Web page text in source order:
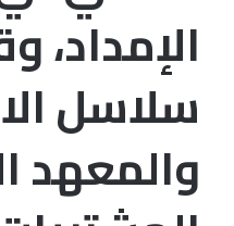
سلاسل
والمعهد